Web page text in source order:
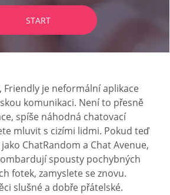
START
Friendly je neformální aplikace
komunikaci. Není to přesně
spíše náhodná chatovací
mluvit s cizími lidmi. Pokud teď
ChatRandom a Chat Avenue,
spousty pochybných
fotek, zamyslete se znovu.
slušné a dobře přátelské.